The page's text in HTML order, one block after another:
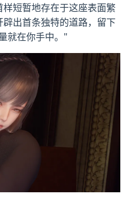
短暂地存在于这座表面繁
出首条独特的道路，留下
就在你手中。"